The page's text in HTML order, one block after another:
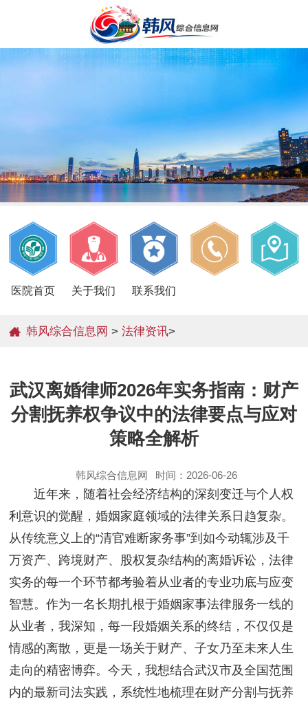
医院首页 关于我们 联系我们
韩风综合信息网 >法律资讯>
武汉离婚律师2026年实务指南：财产
分割抚养权争议中的法律要点与应对
策略全解析
韩风综合信息网 时间：2026-06-26
近年来，随着社会经济结构的深刻变迁与个人权
利意识的觉醒，婚姻家庭领域的法律关系日趋复杂。
从传统意义上的“清官难断家务事”到如今动辄涉及千
万资产、跨境财产、股权复杂结构的离婚诉讼，法律
实务的每一个环节都考验着从业者的专业功底与应变
智慧。作为一名长期扎根于婚姻家事法律服务一线的
从业者，我深知，每一段婚姻关系的终结，不仅仅是
情感的离散，更是一场关于财产、子女乃至未来人生
走向的精密博弈。今天，我想结合武汉市及全国范围
内的最新司法实践，系统性地梳理在财产分割与抚养